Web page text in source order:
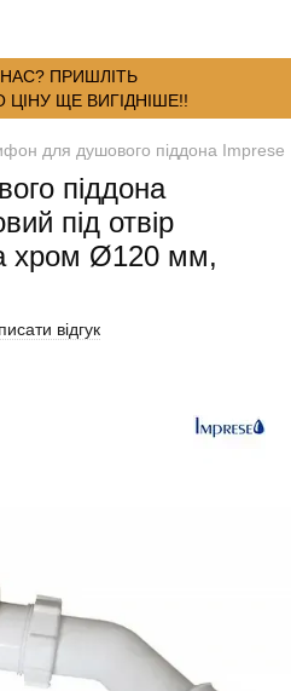
ПРИШЛІТЬ
ЩЕ ВИГІДНІШЕ!!
для душового піддона
піддона
під отвір
хром Ø120 мм,
відгук